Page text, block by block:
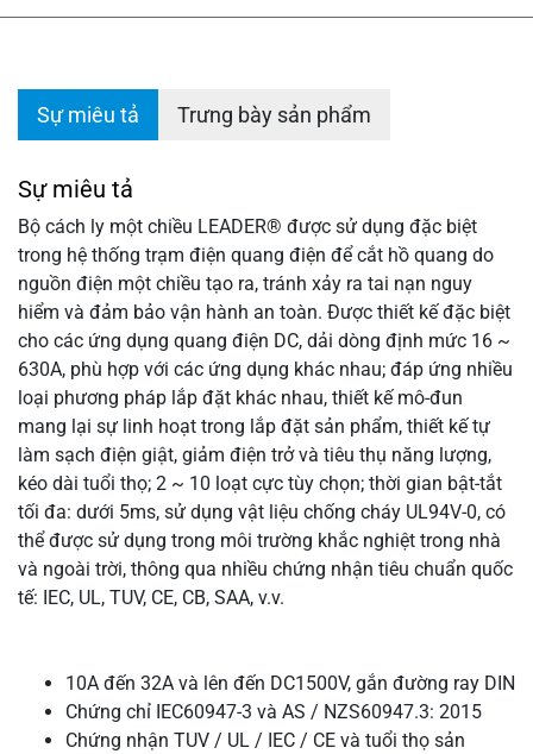
Sự miêu tả Trưng bày sản phẩm
Sự miêu tả
Bộ cách ly một chiều LEADER® được sử dụng đặc biệt
trong hệ thống trạm điện quang điện để cắt hồ quang do
nguồn điện một chiều tạo ra, tránh xảy ra tai nạn nguy
hiểm và đảm bảo vận hành an toàn. Được thiết kế đặc biệt
cho các ứng dụng quang điện DC, dải dòng định mức 16 ~
630A, phù hợp với các ứng dụng khác nhau; đáp ứng nhiều
loại phương pháp lắp đặt khác nhau, thiết kế mô-đun
mang lại sự linh hoạt trong lắp đặt sản phẩm, thiết kế tự
làm sạch điện giật, giảm điện trở và tiêu thụ năng lượng,
kéo dài tuổi thọ; 2 ~ 10 loạt cực tùy chọn; thời gian bật-tắt
tối đa: dưới 5ms, sử dụng vật liệu chống cháy UL94V-0, có
thể được sử dụng trong môi trường khắc nghiệt trong nhà
và ngoài trời, thông qua nhiều chứng nhận tiêu chuẩn quốc
tế: IEC, UL, TUV, CE, CB, SAA, v.v.
10A đến 32A và lên đến DC1500V, gắn đường ray DIN
Chứng chỉ IEC60947-3 và AS / NZS60947.3: 2015
Chứng nhận TUV / UL / IEC / CE và tuổi thọ sản